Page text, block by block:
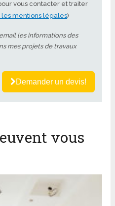
vous contacter et traiter
les mentions légales)
les informations des
mes projets de travaux
Demander un devis!
vous